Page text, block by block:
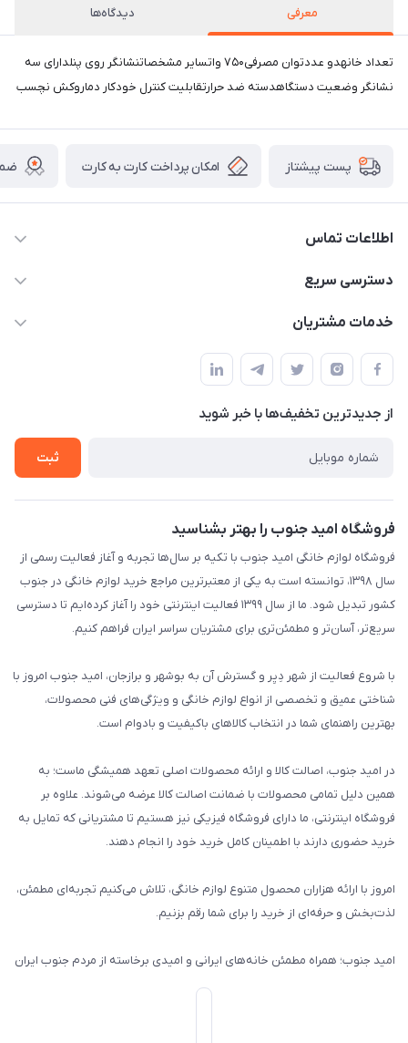
معرفی دیدگاه‌ها
تعداد خانهدو عددتوان مصرفی۷۵۰ واتسایر مشخصاتنشانگر روی پنلدارای سه
نشانگر وضعیت دستگاهدسته ضد حرارتقابلیت کنترل خودکار دماروکش نچسب
پست پیشتاز امکان پرداخت کارت به کارت
اطلاعات تماس
09175273898
خانگی امید جنوب
دسترسی سریع
حساب کاربری
لیست محصولات
درباره ما
خدمات مشتریان
قوانین و مقررات سایت
حریم خصوصی
راهنما
تماس با ما
از جدید‌ترین تخفیف‌ها با‌ خبر شوید
ثبت
فروشگاه امید جنوب را بهتر بشناسید
فروشگاه لوازم خانگی امید جنوب با تکیه بر سال‌ها تجربه و آغاز فعالیت رسمی از
سال ۱۳۹۸، توانسته است به یکی از معتبرترین مراجع خرید لوازم خانگی در جنوب
کشور تبدیل شود. ما از سال ۱۳۹۹ فعالیت اینترنتی خود را آغاز کرده‌ایم تا دسترسی
سریع‌تر، آسان‌تر و مطمئن‌تری برای مشتریان سراسر ایران فراهم کنیم.
با شروع فعالیت از شهر دِیِر و گسترش آن به بوشهر و برازجان، امید جنوب امروز با
شناختی عمیق و تخصصی از انواع لوازم خانگی و ویژگی‌های فنی محصولات،
بهترین راهنمای شما در انتخاب کالاهای باکیفیت و بادوام است.
در امید جنوب، اصالت کالا و ارائه محصولات اصلی تعهد همیشگی ماست؛ به
همین دلیل تمامی محصولات با ضمانت اصالت کالا عرضه می‌شوند. علاوه بر
فروشگاه اینترنتی، ما دارای فروشگاه فیزیکی نیز هستیم تا مشتریانی که تمایل به
خرید حضوری دارند با اطمینان کامل خرید خود را انجام دهند.
امروز با ارائه هزاران محصول متنوع لوازم خانگی، تلاش می‌کنیم تجربه‌ای مطمئن،
لذت‌بخش و حرفه‌ای از خرید را برای شما رقم بزنیم.
امید جنوب؛ همراه مطمئن خانه‌های ایرانی و امیدی برخاسته از مردم جنوب ایران